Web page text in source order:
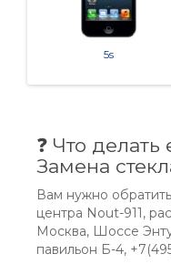
5s
❓ Что
Замена
Вам нужно
центра Nout-911,
Москва, Шоссе
павильон Б-4,